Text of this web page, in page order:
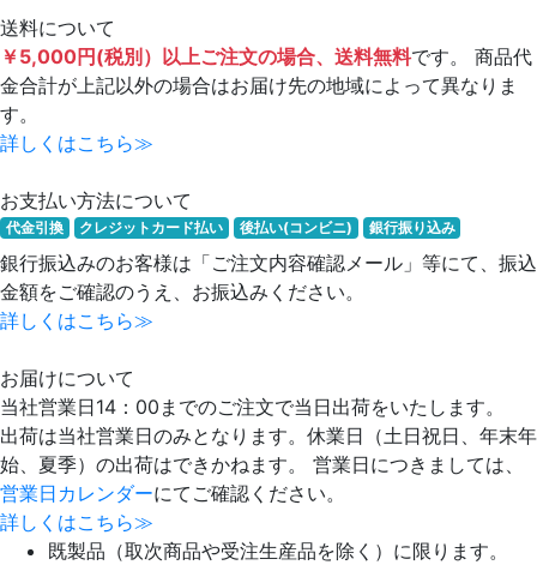
送料について
￥5,000円(税別）以上ご注文の場合、送料無料です。 商品代
金合計が上記以外の場合はお届け先の地域によって異なりま
す。
詳しくはこちら≫
お支払い方法について
代金引換 クレジットカード払い 後払い(コンビニ) 銀行振り込み
銀行振込みのお客様は「ご注文内容確認メール」等にて、振込
金額をご確認のうえ、お振込みください。
詳しくはこちら≫
お届けについて
当社営業日14：00までのご注文で当日出荷をいたします。
出荷は当社営業日のみとなります。休業日（土日祝日、年末年
始、夏季）の出荷はできかねます。 営業日につきましては、
営業日カレンダーにてご確認ください。
詳しくはこちら≫
既製品（取次商品や受注生産品を除く）に限ります。